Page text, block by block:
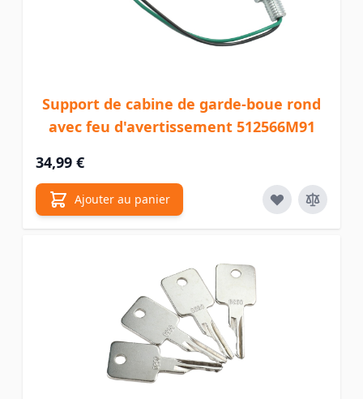
Support de cabine de garde-boue rond
avec feu d'avertissement 512566M91
34,99 €
Ajouter au panier